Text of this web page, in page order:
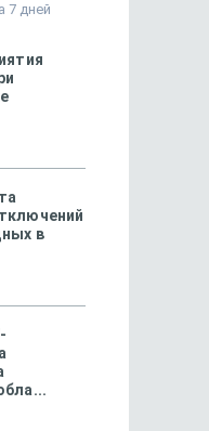
7 дней
в